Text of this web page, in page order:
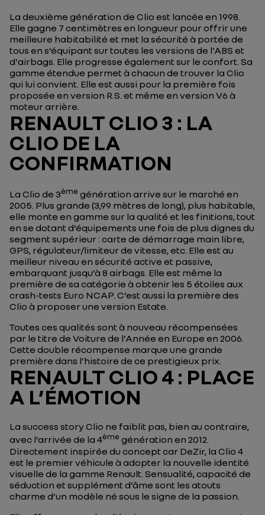
La deuxième génération de Clio est lancée en 1998.
Elle gagne 7 centimètres en longueur pour offrir une
meilleure habitabilité et met la sécurité à portée de
tous en s’équipant sur toutes les versions de l'ABS et
d'airbags. Elle progresse également sur le confort. Sa
gamme étendue permet à chacun de trouver la Clio
qui lui convient. Elle est aussi pour la première fois
proposée en version R.S. et même en version V6 à
moteur arrière.
RENAULT CLIO 3 : LA
CLIO DE LA
CONFIRMATION
La Clio de 3ème génération arrive sur le marché en
2005. Plus grande (3,99 mètres de long), plus habitable,
elle monte en gamme sur la qualité et les finitions, tout
en se dotant d’équipements une fois de plus dignes du
segment supérieur : carte de démarrage main libre,
GPS, régulateur/limiteur de vitesse, etc. Elle est au
meilleur niveau en sécurité active et passive,
embarquant jusqu’à 8 airbags. Elle est même la
première de sa catégorie à obtenir les 5 étoiles aux
crash-tests Euro NCAP. C’est aussi la première des
Clio à proposer une version Estate.
Toutes ces qualités sont à nouveau récompensées
par le titre de Voiture de l’Année en Europe en 2006.
Cette double récompense marque une grande
première dans l’histoire de ce prestigieux prix.
RENAULT CLIO 4 : PLACE
A L’ÉMOTION
La success storyClio ne faiblit pas, bien au contraire,
avec l’arrivée de la 4ème génération en 2012.
Directement inspirée du concept car DeZir, la Clio 4
est le premier véhicule à adopter la nouvelle identité
visuelle de la gamme Renault. Sensualité, capacité de
séduction et supplément d’âme sont les atouts
charme d’un modèle né sous le signe de la passion.